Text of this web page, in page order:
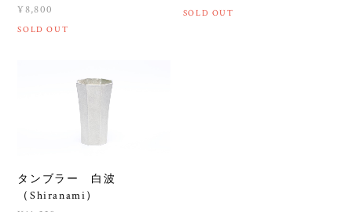
¥8,800
SOLD OUT
SOLD OUT
タンブラー 白波
（Shiranami）